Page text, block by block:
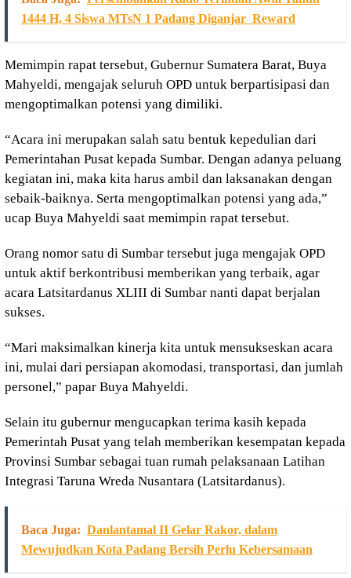
1444 H, 4 Siswa MTsN 1 Padang Diganjar Reward
Memimpin rapat tersebut, Gubernur Sumatera Barat, Buya
Mahyeldi, mengajak seluruh OPD untuk berpartisipasi dan
mengoptimalkan potensi yang dimiliki.
“Acara ini merupakan salah satu bentuk kepedulian dari
Pemerintahan Pusat kepada Sumbar. Dengan adanya peluang
kegiatan ini, maka kita harus ambil dan laksanakan dengan
sebaik-baiknya. Serta mengoptimalkan potensi yang ada,”
ucap Buya Mahyeldi saat memimpin rapat tersebut.
Orang nomor satu di Sumbar tersebut juga mengajak OPD
untuk aktif berkontribusi memberikan yang terbaik, agar
acara Latsitardanus XLIII di Sumbar nanti dapat berjalan
sukses.
“Mari maksimalkan kinerja kita untuk mensukseskan acara
ini, mulai dari persiapan akomodasi, transportasi, dan jumlah
personel,” papar Buya Mahyeldi.
Selain itu gubernur mengucapkan terima kasih kepada
Pemerintah Pusat yang telah memberikan kesempatan kepada
Provinsi Sumbar sebagai tuan rumah pelaksanaan Latihan
Integrasi Taruna Wreda Nusantara (Latsitardanus).
Baca Juga: Danlantamal II Gelar Rakor, dalam
Mewujudkan Kota Padang Bersih Perlu Kebersamaan